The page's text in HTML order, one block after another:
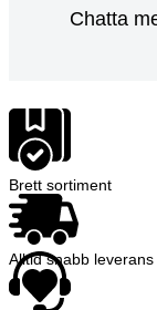
Chatta
Brett sortiment
Alltid snabb leverans